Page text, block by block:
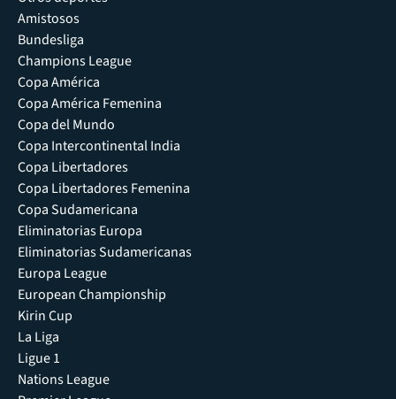
Amistosos
Bundesliga
Champions League
Copa América
Copa América Femenina
Copa del Mundo
Copa Intercontinental India
Copa Libertadores
Copa Libertadores Femenina
Copa Sudamericana
Eliminatorias Europa
Eliminatorias Sudamericanas
Europa League
European Championship
Kirin Cup
La Liga
Ligue 1
Nations League